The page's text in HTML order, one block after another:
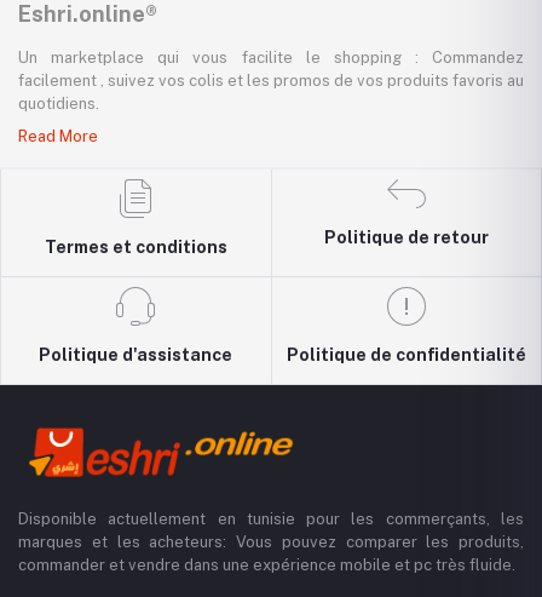
Eshri.online®
Un marketplace qui vous facilite le shopping : Commandez
facilement , suivez vos colis et les promos de vos produits favoris au
quotidiens.
Read More
Termes et conditions
Politique de retour
Politique d'assistance Politique de confidentialité
Disponible actuellement en tunisie pour les commerçants, les
marques et les acheteurs: Vous pouvez comparer les produits,
commander et vendre dans une expérience mobile et pc très fluide.